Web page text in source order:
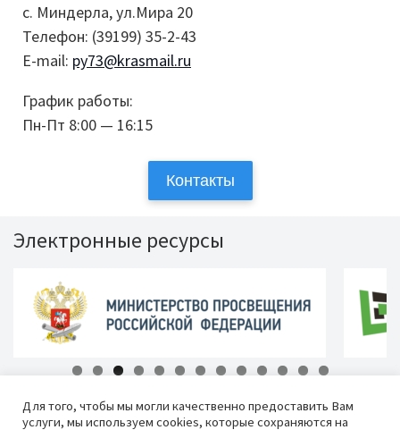
с. Миндерла, ул.Мира 20
Телефон: (39199) 35-2-43
E-mail: py73@krasmail.ru
График работы:
Пн-Пт 8:00 — 16:15
Контакты
Электронные ресурсы
КГБПОУ «Красноярский аграрный
Для того, чтобы мы могли качественно предоставить Вам
услуги, мы используем cookies, которые сохраняются на